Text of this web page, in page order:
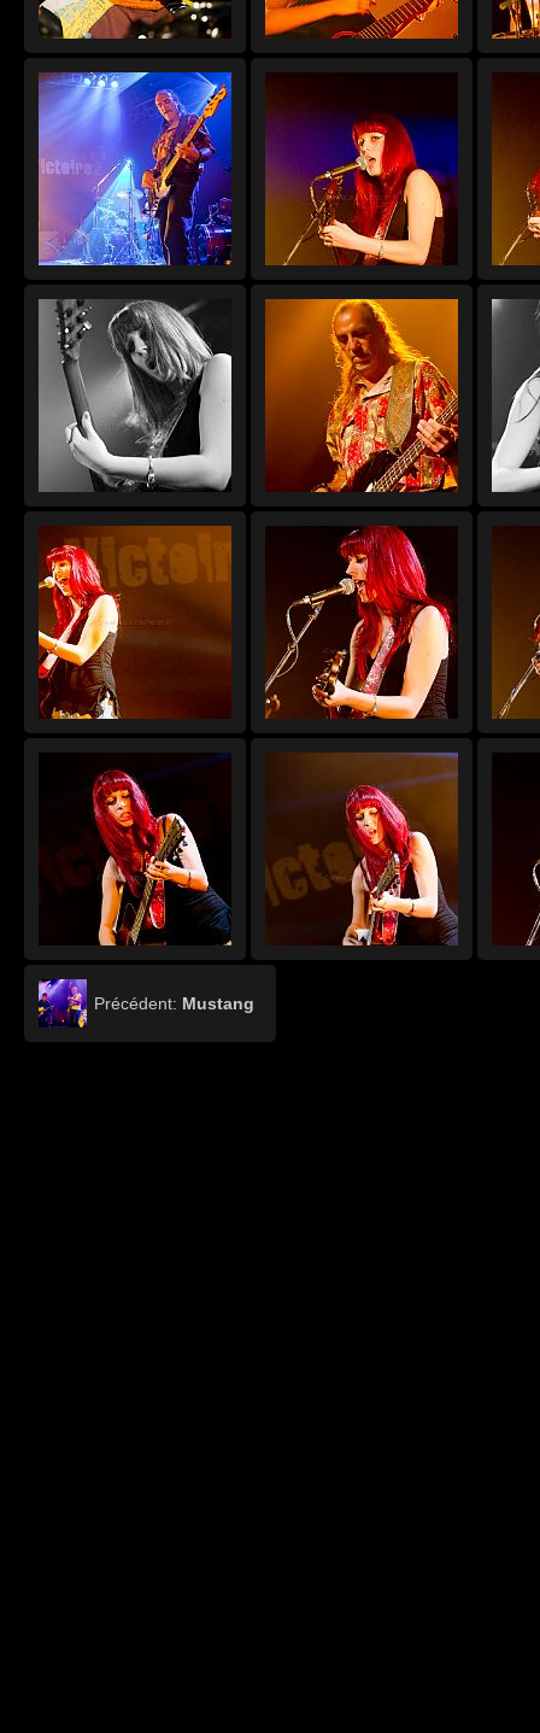
Précédent: Mustang